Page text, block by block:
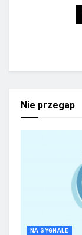
Nie przegap
NA SYGNALE